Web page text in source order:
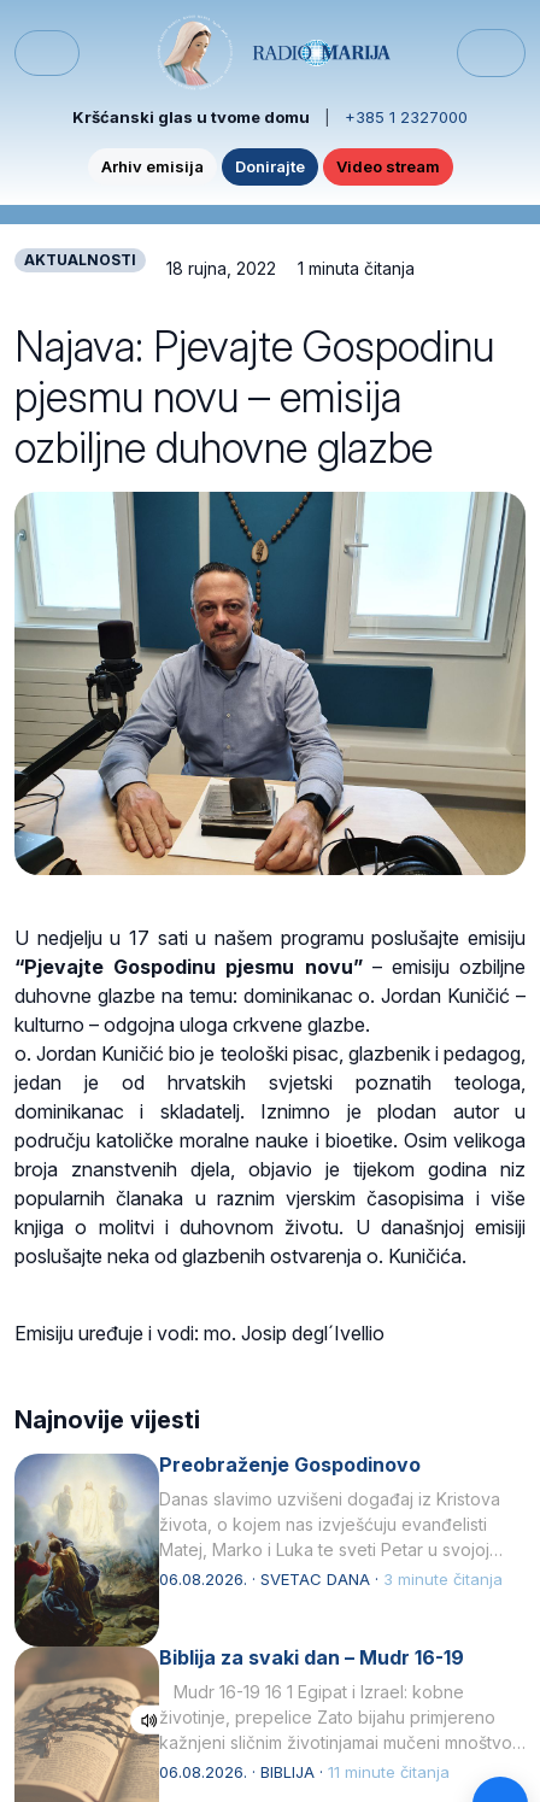
Menu
Kršćanski glas u tvome domu +385 1 2327000
Arhiv emisija Donirajte Video stream
AKTUALNOSTI 18 rujna, 2022 1 minuta čitanja
Najava: Pjevajte Gospodinu
pjesmu novu – emisija
ozbiljne duhovne glazbe
U nedjelju u 17 sati u našem programu poslušajte emisiju
“Pjevajte Gospodinu pjesmu novu”– emisiju ozbiljne
duhovne glazbe na temu: dominikanac o. Jordan Kuničić –
kulturno – odgojna uloga crkvene glazbe.
o. Jordan Kuničić bio je teološki pisac, glazbenik i pedagog,
jedan je od hrvatskih svjetski poznatih teologa,
dominikanac i skladatelj. Iznimno je plodan autor u
području katoličke moralne nauke i bioetike. Osim velikoga
broja znanstvenih djela, objavio je tijekom godina niz
popularnih članaka u raznim vjerskim časopisima i više
knjiga o molitvi i duhovnom životu. U današnjoj emisiji
poslušajte neka od glazbenih ostvarenja o. Kuničića.
Emisiju uređuje i vodi: mo. Josip degl´Ivellio
Najnovije vijesti
Preobraženje Gospodinovo
Danas slavimo uzvišeni događaj iz Kristova
života, o kojem nas izvješćuju evanđelisti
Matej, Marko i Luka te sveti Petar u svojoj
drugoj…
06.08.2026. · SVETAC DANA · 3 minute čitanja
Biblija za svaki dan – Mudr 16-19
Mudr 16-19 16 1 Egipat i Izrael: kobne
životinje, prepelice Zato bijahu primjereno
kažnjeni sličnim životinjamai mučeni mnoštvom
kukaca.2 A narod…
06.08.2026. · BIBLIJA · 11 minute čitanja